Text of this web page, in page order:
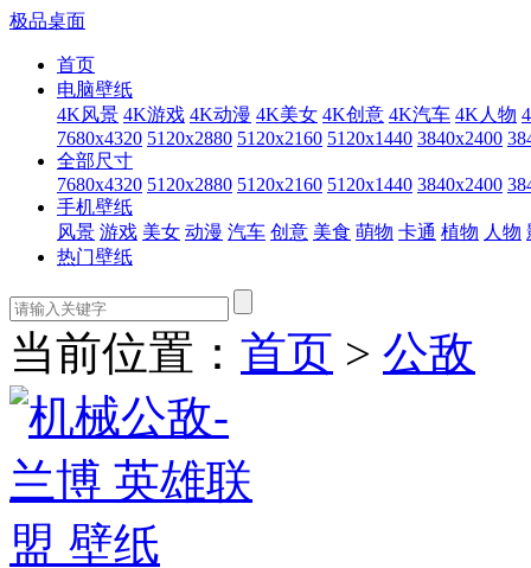
极品桌面
首页
电脑壁纸
4K风景 4K游戏 4K动漫 4K美女 4K创意 4K汽车 4K人物
7680x4320 5120x2880 5120x2160 5120x1440 3840x2400
全部尺寸
7680x4320 5120x2880 5120x2160 5120x1440 3840x2400
手机壁纸
风景 游戏 美女 动漫 汽车 创意 美食 萌物 卡通 植物 人物
热门壁纸
当前位置： 首页 > 公敌